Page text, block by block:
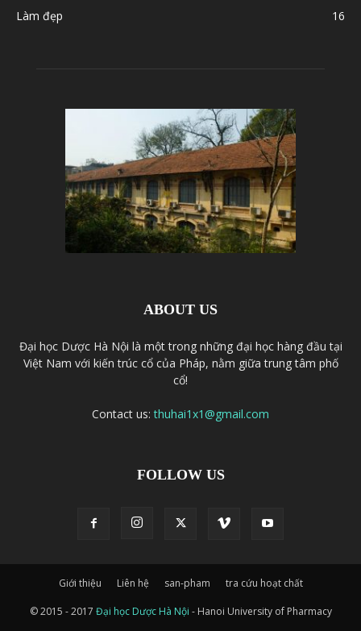
Làm đẹp
16
ABOUT US
Đại học Dược Hà Nội là một trong những đại học hàng đầu tại
Việt Nam với kiến trúc cổ của Pháp, nằm giữa trung tâm phố
cổ!
Contact us:thuhai1x1@gmail.com
FOLLOW US
Giới thiệu Liên hệ san-pham tra cứu hoạt chất
© 2015 - 2017 Đại học Dược Hà Nội - Hanoi University of Pharmacy